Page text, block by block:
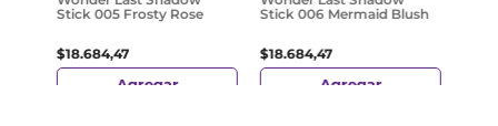
Stick 005 Frosty Rose
$18.684,47
Agregar
Stick 006 Mermaid Blush
$18.684,47
Agregar